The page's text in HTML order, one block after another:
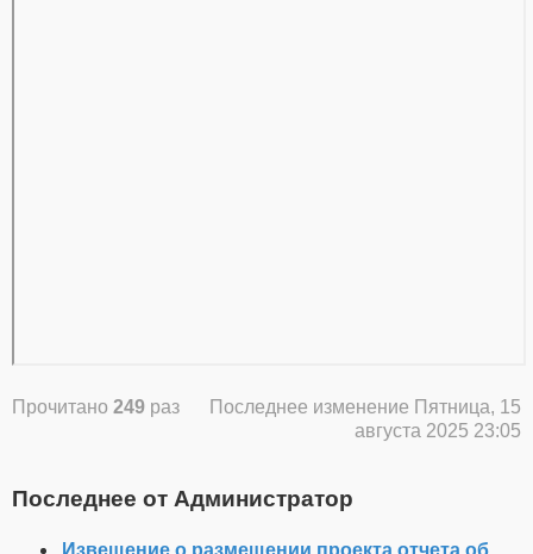
Прочитано 249 раз
Последнее изменение Пятница, 15
августа 2025 23:05
Последнее от Администратор
Извещение о размещении проекта отчета об